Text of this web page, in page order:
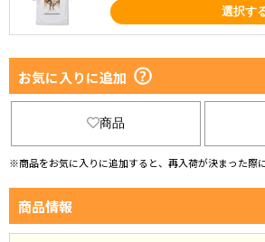
選択す
お気に入りに追加
商品
※商品をお気に入りに追加すると、再入荷が決まった際
商品情報